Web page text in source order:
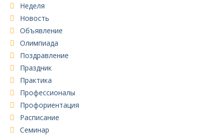
Неделя
Новость
Объявление
Олимпиада
Поздравление
Праздник
Практика
Профессионалы
Профориентация
Расписание
Семинар